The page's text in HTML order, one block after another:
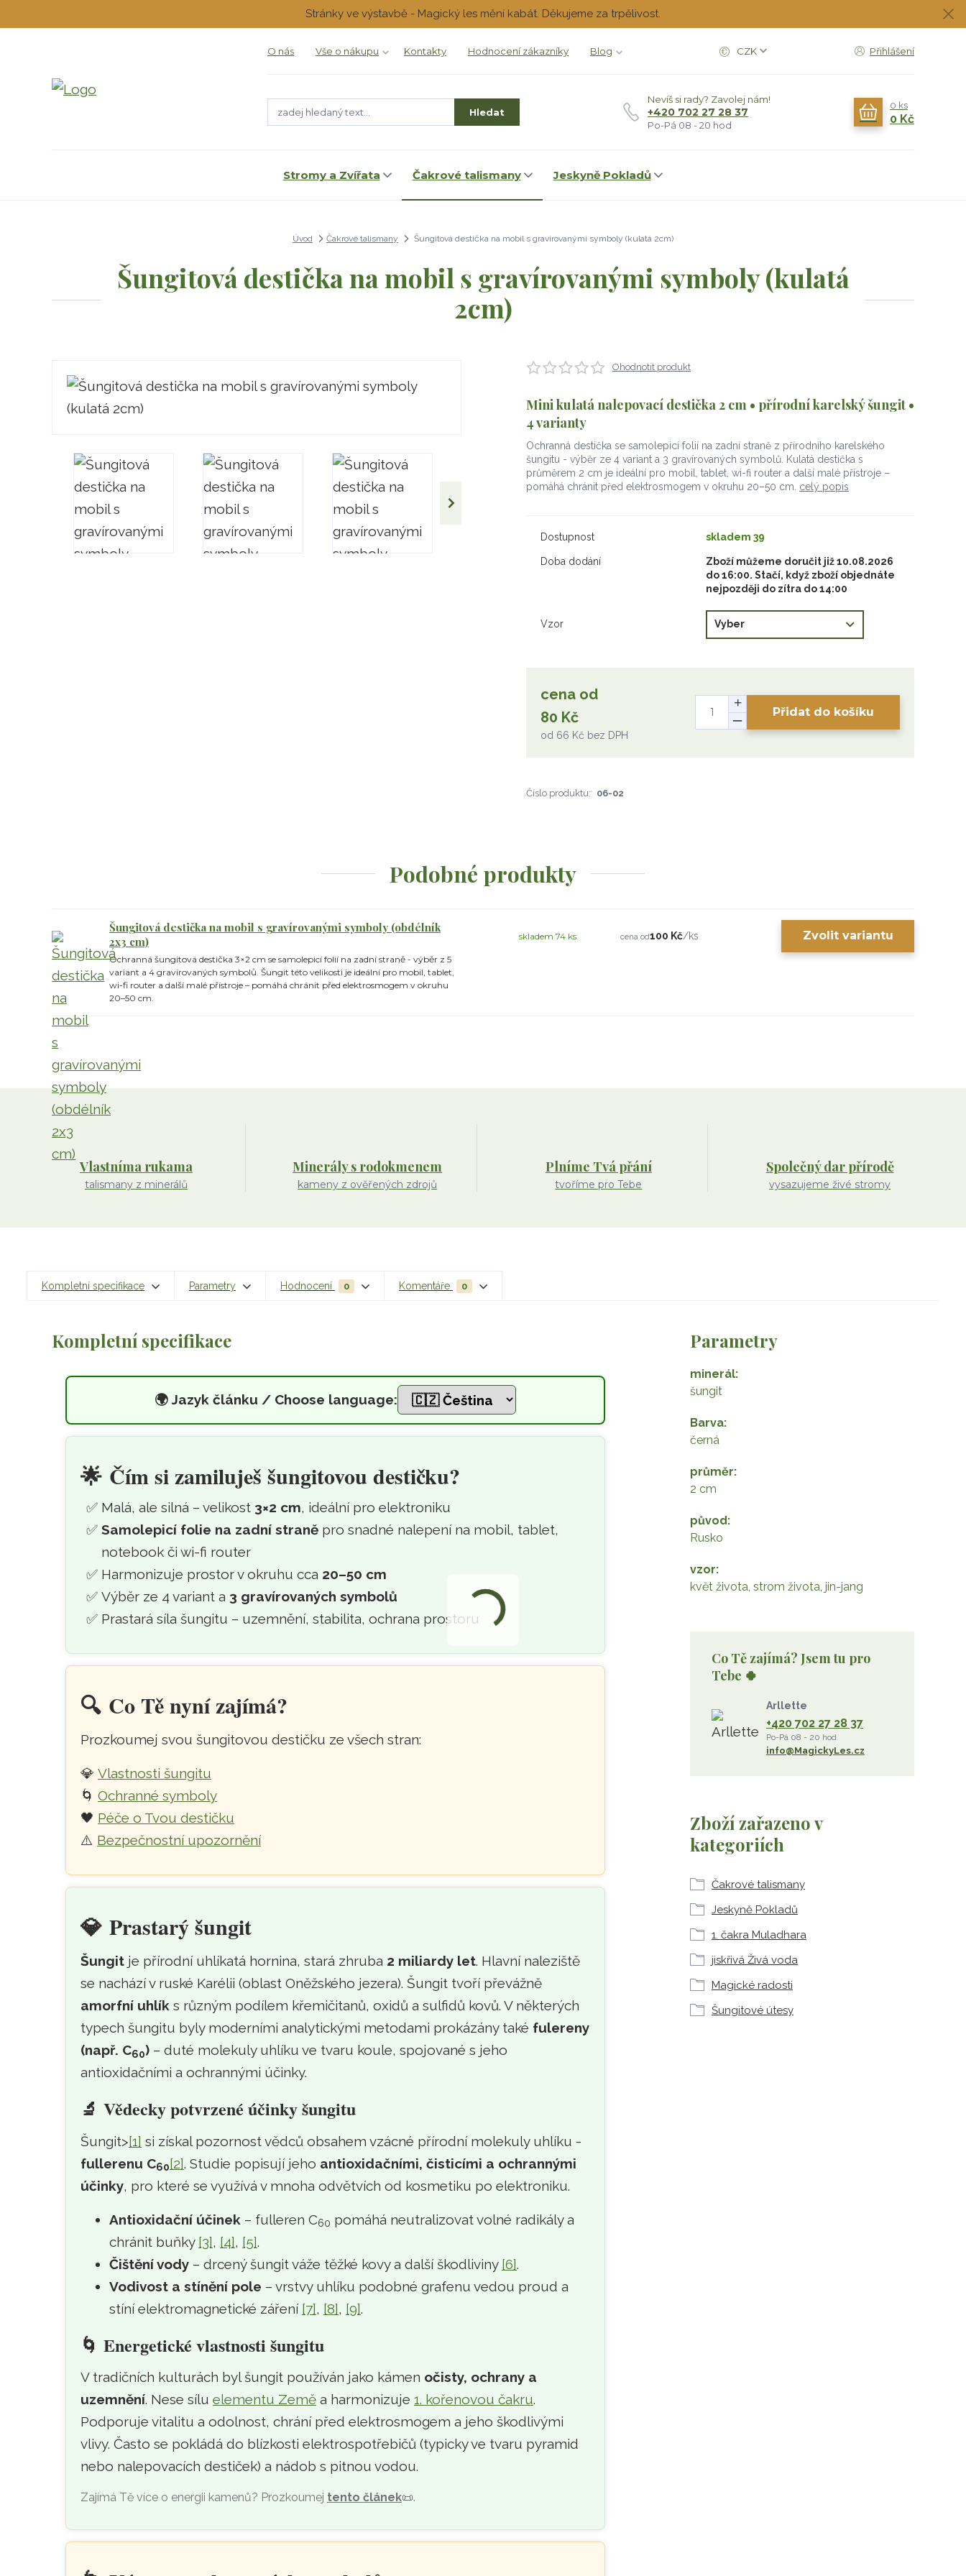
Stránky ve výstavbě - Magický les mění kabát. Děkujeme za trpělivost.
O nás Vše o nákupu Kontakty Hodnocení zákazníky Blog CZK Přihlášení
Hledat
Nevíš si rady? Zavolej nám!
+420 702 27 28 37
Po-Pá 08 - 20 hod
0 ks
0 Kč
Stromy a Zvířata Čakrové talismany Jeskyně Pokladů
Úvod Čakrové talismany Šungitová destička na mobil s gravírovanými symboly (kulatá 2cm)
Šungitová destička na mobil s gravírovanými symboly (kulatá
2cm)
Ohodnotit produkt
Mini kulatá nalepovací destička 2 cm • přírodní karelský šungit •
4 varianty
Ochranná destička se samolepicí folií na zadní straně z přírodního karelského
šungitu - výběr ze 4 variant a 3 gravírovaných symbolů. Kulatá destička s
průměrem 2 cm je ideální pro mobil, tablet, wi-fi router a další malé přístroje –
pomáhá chránit před elektrosmogem v okruhu 20–50 cm. celý popis
Dostupnost skladem 39
Doba dodání
Zboží můžeme doručit již 10.08.2026
do 16:00. Stačí, když zboží objednáte
nejpozději do zítra do 14:00
Vzor
cena od
80 Kč
od 66 Kč bez DPH
Přidat do košíku
Číslo produktu: 06-02
Podobné produkty
Šungitová destička na mobil s gravírovanými symboly (obdélník
2x3 cm)
Ochranná šungitová destička 3×2 cm se samolepicí folií na zadní straně - výběr z 5
variant a 4 gravírovaných symbolů. Šungit této velikosti je ideální pro mobil, tablet,
wi-fi router a další malé přístroje – pomáhá chránit před elektrosmogem v okruhu
20–50 cm.
cena od100 Kč/ks
skladem 74 ks Zvolit variantu
Vlastníma rukama
talismany z minerálů
Minerály s rodokmenem
kameny z ověřených zdrojů
Plníme Tvá přání
tvoříme pro Tebe
Společný dar přírodě
vysazujeme živé stromy
Kompletní specifikace Parametry Hodnocení 0 Komentáře 0
Kompletní specifikace
🌍 Jazyk článku / Choose language:
Šungitová ochranná samolepicí destička kulatá s gravírovanými symboly
🌟 Čím si zamiluješ šungitovou destičku?
Malá, ale silná – velikost 3×2 cm, ideální pro elektroniku
Samolepicí folie na zadní straněpro snadné nalepení na mobil, tablet,
notebook či wi-fi router
Harmonizuje prostor v okruhu cca 20–50 cm
Výběr ze 4 variant a 3 gravírovaných symbolů
Prastará síla šungitu – uzemnění, stabilita, ochrana prostoru
🔍️ Co Tě nyní zajímá?
Prozkoumej svou šungitovou destičku ze všech stran:
💎 Vlastnosti šungitu
🌀 Ochranné symboly
🖤 Péče o Tvou destičku
⚠️ Bezpečnostní upozornění
💎 Prastarý šungit
Šungit je přírodní uhlíkatá hornina, stará zhruba 2 miliardy let. Hlavní naleziště
se nachází v ruské Karélii (oblast Oněžského jezera). Šungit tvoří převážně
amorfní uhlík s různým podílem křemičitanů, oxidů a sulfidů kovů. V některých
typech šungitu byly moderními analytickými metodami prokázány také fulereny
(např. C60) – duté molekuly uhlíku ve tvaru koule, spojované s jeho
antioxidačními a ochrannými účinky.
🔬 Vědecky potvrzené účinky šungitu
Šungit>[1] si získal pozornost vědců obsahem vzácné přírodní molekuly uhlíku -
fullerenu C60[2]. Studie popisují jeho antioxidačními, čisticími a ochrannými
účinky, pro které se využívá v mnoha odvětvích od kosmetiku po elektroniku.
Antioxidační účinek – fulleren C60 pomáhá neutralizovat volné radikály a
chránit buňky [3], [4], [5].
Čištění vody – drcený šungit váže těžké kovy a další škodliviny [6].
Vodivost a stínění pole – vrstvy uhlíku podobné grafenu vedou proud a
stíní elektromagnetické záření [7], [8], [9].
🌀 Energetické vlastnosti šungitu
V tradičních kulturách byl šungit používán jako kámen očisty, ochrany a
uzemnění. Nese sílu elementu Země a harmonizuje 1. kořenovou čakru.
Podporuje vitalitu a odolnost, chrání před elektrosmogem a jeho škodlivými
vlivy. Často se pokládá do blízkosti elektrospotřebičů (typicky ve tvaru pyramid
nebo nalepovacích destiček) a nádob s pitnou vodou.
Zajímá Tě více o energii kamenů? Prozkoumej tento článek📜.
Parametry
minerál
šungit
Barva
černá
průměr
2 cm
původ
Rusko
vzor
květ života, strom života, jin-jang
Zboží zařazeno v
kategoriích
Čakrové talismany
Jeskyně Pokladů
1. čakra Muladhara
jiskřivá Živá voda
Magické radosti
Šungitové útesy
Co Tě zajímá? Jsem tu pro
Tebe 🍀
Arllette
+420 702 27 28 37
Po-Pá 08 - 20 hod
info@MagickyLes.cz